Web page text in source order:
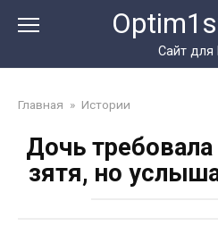
Сайт для
Главная » Истории
Дочь
зятя, но